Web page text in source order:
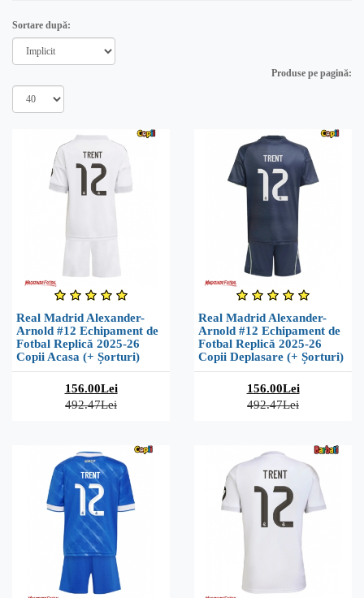
Sortare după:
Produse pe pagină:
Real Madrid Alexander-
Arnold #12 Echipament de
Fotbal Replică 2025-26
Copii Acasa (+ Șorturi)
156.00Lei
492.47Lei
Real Madrid Alexander-
Arnold #12 Echipament de
Fotbal Replică 2025-26
Copii Deplasare (+ Șorturi)
156.00Lei
492.47Lei